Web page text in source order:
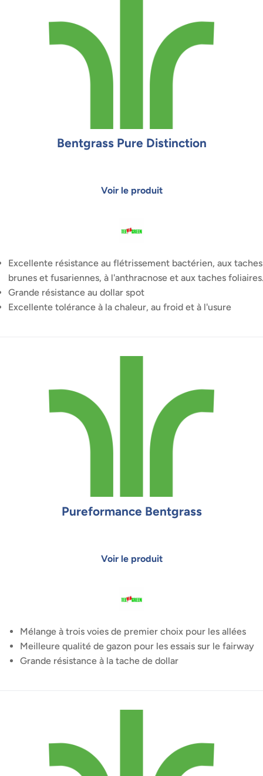
Bentgrass Pure Distinction
Excellente résistance au flétrissement bactérien, aux taches
brunes et fusariennes, à l'anthracnose et aux taches
Grande résistance au dollar spot
Excellente tolérance à la chaleur, au froid et à l'usure
Pureformance Bentgrass
Mélange à trois voies de premier choix pour les allées
Meilleure qualité de gazon pour les essais sur le fairway
Grande résistance à la tache de dollar